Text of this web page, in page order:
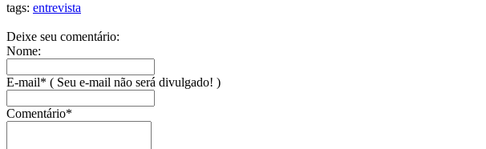
tags: entrevista
Deixe seu comentário:
Nome:
E-mail* ( Seu e-mail não será divulgado! )
Comentário*